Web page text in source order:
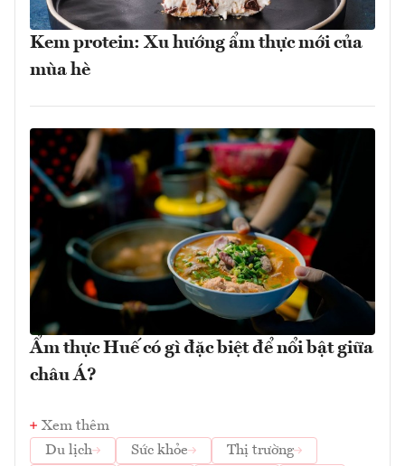
Kem protein: Xu hướng ẩm thực mới của
mùa hè
Ẩm thực Huế có gì đặc biệt để nổi bật giữa
châu Á?
Xem thêm
Du lịch
Sức khỏe
Thị trường